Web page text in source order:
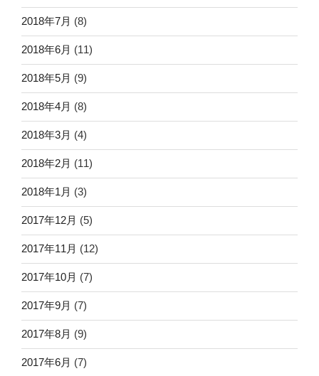
2018年7月 (8)
2018年6月 (11)
2018年5月 (9)
2018年4月 (8)
2018年3月 (4)
2018年2月 (11)
2018年1月 (3)
2017年12月 (5)
2017年11月 (12)
2017年10月 (7)
2017年9月 (7)
2017年8月 (9)
2017年6月 (7)